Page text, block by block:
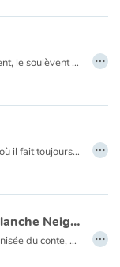
Il ouvre les yeux et hagard regarde autour de lui. …
Vous connaissez Molougolo, l’île où il fait toujours beau ? C’est là qu’Hervé part une semaine en vacances de Noël avec ses parents et sa sœur Lucie. Sauf que sur place, il pleut jour et nuit, un vrai temps de grenouilles ! Mais Hervé s’en fiche : il ne voit pas le temps passer, il joue avec la super console Jeuga XMP 345 qu’il a reçue en cadeau. Jusqu’au moment où apparaît...CARABISTOUILLE. Et alors là, tout s’embrouille ! …
La véritable histoire de Blanche Neige qui n'a pas croqué la pomme
Ce roman est une version modernisée du conte, abordant de manière humoristique les thèmes contemporains du bien-être animal, de l’exploitation par le travail, du droit des femmes ou encore de la domination patriarcale sous-jacente. …